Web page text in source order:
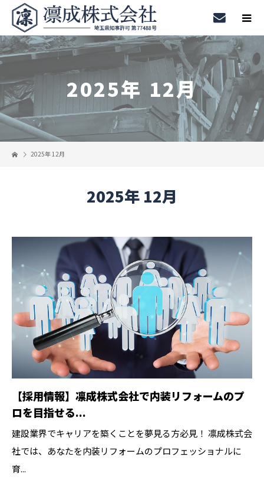
2025年 12月
2025年 12月
2025年 12月
【採用情報】凛成株式会社で内装リフォームのプ
ロを目指せる...
建設業界でキャリアを築くことを夢見る方必見！ 凛成株式会
社では、あなたを内装リフォームのプロフェッショナルに
育...